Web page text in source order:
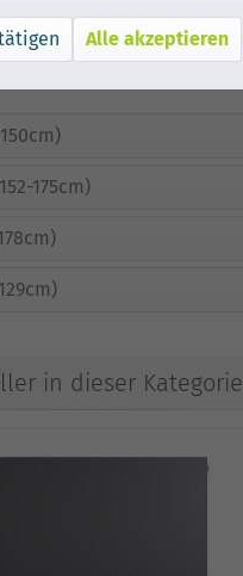
Alle akzeptieren
175cm)
in dieser Kategorie